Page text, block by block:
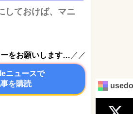
しておけば、マニ
をお願いします… ／／
ニュースで
を購読